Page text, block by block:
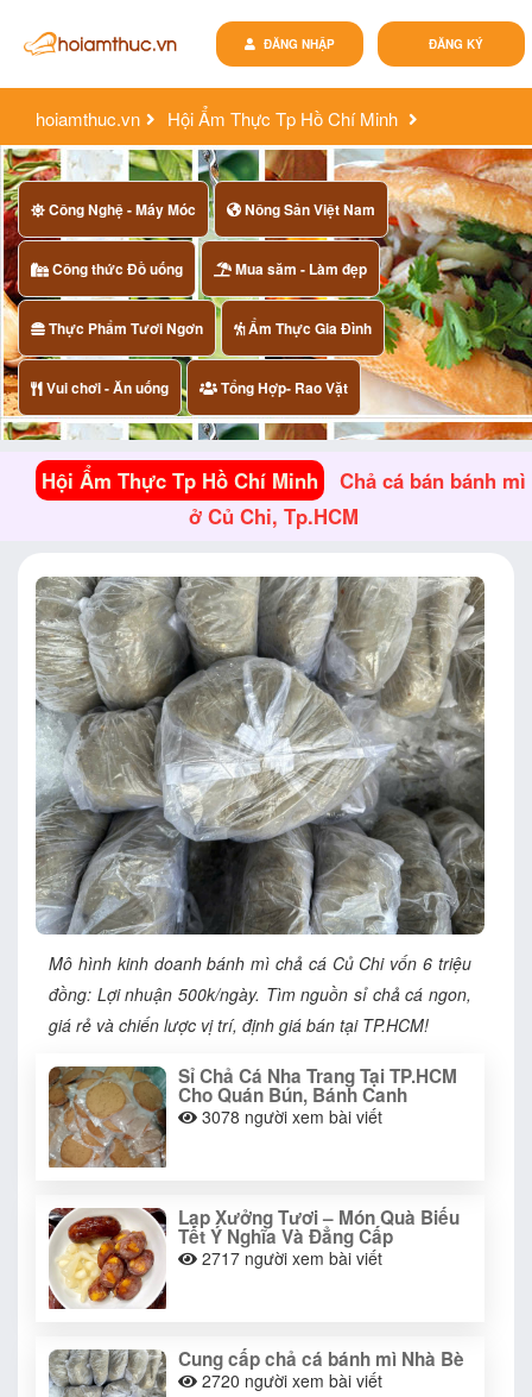
ĐĂNG KÝ
ĐĂNG NHẬP
hoiamthuc.vn
Hội Ẩm Thực Tp Hồ Chí Minh
chả cá bán bánh mì ở củ chi, tp.hcm
Công Nghệ - Máy Móc Nông Sản Việt Nam
Công thức Đồ uống Mua săm - Làm đẹp
Thực Phẩm Tươi Ngơn Ẩm Thực Gia Đình
Vui chơi - Ăn uống Tổng Hợp- Rao Vặt
Hội Ẩm Thực Tp Hồ Chí Minh
Chả cá bán bánh mì
ở Củ Chi, Tp.HCM
Mô hình kinh doanh bánh mì chả cá Củ Chi vốn 6 triệu
đồng: Lợi nhuận 500k/ngày. Tìm nguồn sỉ chả cá ngon,
giá rẻ và chiến lược vị trí, định giá bán tại TP.HCM!
Sỉ Chả Cá Nha Trang Tại TP.HCM
Cho Quán Bún, Bánh Canh
3078 người xem bài viết
Lạp Xưởng Tươi – Món Quà Biếu
Tết Ý Nghĩa Và Đẳng Cấp
2717 người xem bài viết
Cung cấp chả cá bánh mì Nhà Bè
2720 người xem bài viết